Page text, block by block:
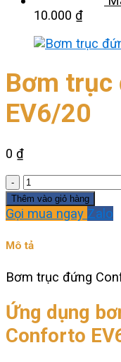
10.000 ₫
Bơm
EV6/20
0 ₫
Bơm
trục
đứng
Conforto
EV6/20
lượng
Thêm vào giỏ hàng
Gọi mua ngay Zalo
Mô tả
Bơm trục đứng
Ứng dụng
Conforto